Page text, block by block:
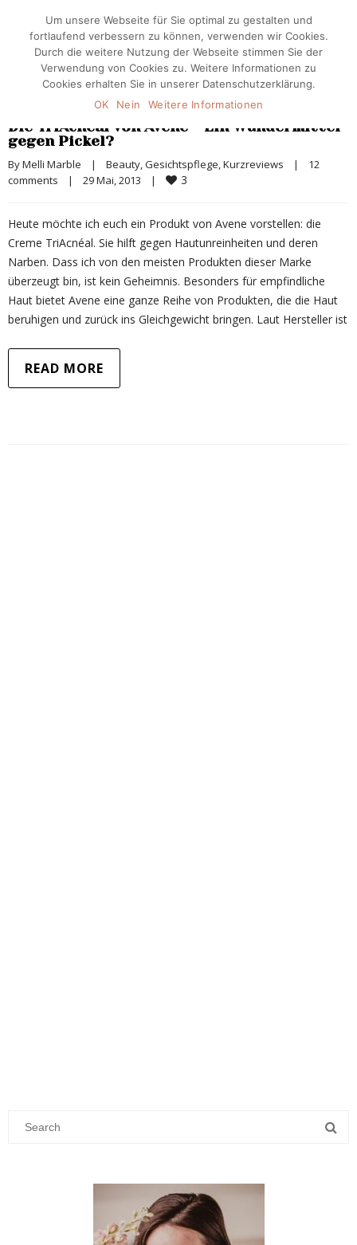
Die TriAcnéal von Avene – Ein Wundermittel
gegen Pickel?
By Melli Marble | Beauty, Gesichtspflege, Kurzreviews |
12
comments
| 29 Mai, 2013 | 3
Heute möchte ich euch ein Produkt von Avene vorstellen: die
Creme TriAcnéal. Sie hilft gegen Hautunreinheiten und deren
Narben. Dass ich von den meisten Produkten dieser Marke
überzeugt bin, ist kein Geheimnis. Besonders für empfindliche
Haut bietet Avene eine ganze Reihe von Produkten, die die Haut
beruhigen und zurück ins Gleichgewicht bringen. Laut Hersteller ist
READ MORE
Um unsere Webseite für Sie optimal zu gestalten und
fortlaufend verbessern zu können, verwenden wir Cookies.
Durch die weitere Nutzung der Webseite stimmen Sie der
Verwendung von Cookies zu. Weitere Informationen zu
Cookies erhalten Sie in unserer Datenschutzerklärung.
OK
Nein Weitere Informationen